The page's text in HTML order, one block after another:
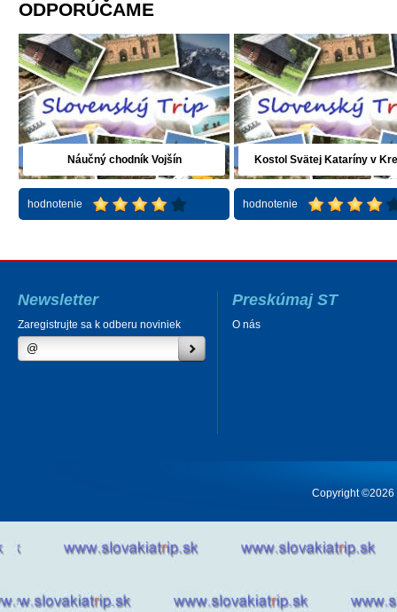
ODPORÚČAME
Náučný chodník Vojšín
hodnotenie
Kostol Svätej Kataríny v
hodnotenie
Newsletter
Zaregistrujte sa k odberu noviniek
Preskúmaj ST
O nás
Copyright ©2026